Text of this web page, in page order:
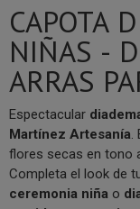
CAPOTA
NIÑAS -
ARRAS
Espectacular
Martínez Artesanía.
flores secas en tono
Completa el look de
ceremonia niña o